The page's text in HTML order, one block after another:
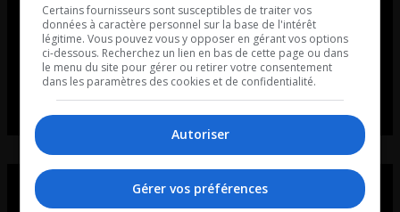
Certains fournisseurs sont susceptibles de traiter vos
données à caractère personnel sur la base de l'intérêt
légitime. Vous pouvez vous y opposer en gérant vos options
ci-dessous. Recherchez un lien en bas de cette page ou dans
le menu du site pour gérer ou retirer votre consentement
dans les paramètres des cookies et de confidentialité.
Autoriser
Gérer vos préférences